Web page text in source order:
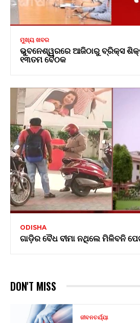
ମୁଖ୍ୟ ଖବର
ଭୁବନେଶ୍ୱରରେ ଆଜିଠାରୁ ବ୍ରିକ୍ସ
୧୩ତମ ବୈଠକ
ODISHA
ଗାଡ଼ିର ବୈଧ ବୀମା ନଥିଲେ ମିଳିବନି
DON'T MISS
ଜୀବନଚର୍ଯ୍ୟା